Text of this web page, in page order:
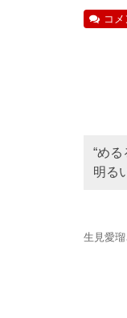
コメ
“め
明る
生見愛瑠